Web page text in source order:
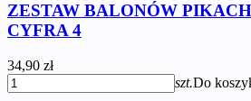
ZESTAW BALONÓW
CYFRA 4
34,90 zł
szt.Do